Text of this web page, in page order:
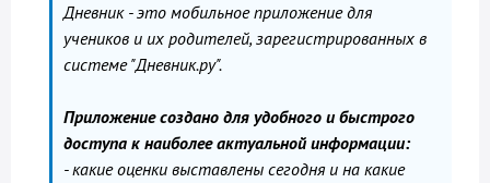
Дневник - это мобильное приложение для
учеников и их родителей, зарегистрированных в
системе "Дневник.ру".
Приложение создано для удобного и быстрого
доступа к наиболее актуальной информации:
- какие оценки выставлены сегодня и на какие